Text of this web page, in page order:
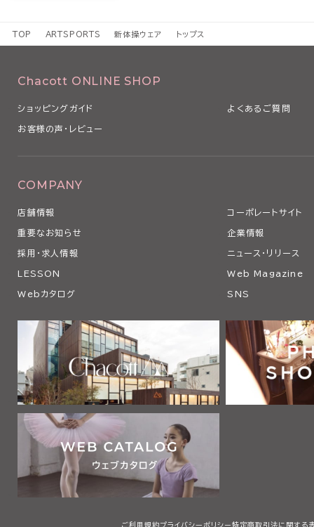
TOP ARTSPORTS 新体操ウェア トップス
Chacott ONLINE SHOP
ショッピングガイド よくあるご質問
お客様の声・レビュー
COMPANY
店舗情報 コーポレートサイト
重要なお知らせ 企業情報
採用・求人情報 ニュース・リリース
LESSON Web Magazine
Webカタログ SNS
ご利用規約プライバシーポリシー 特定商取引法に関する